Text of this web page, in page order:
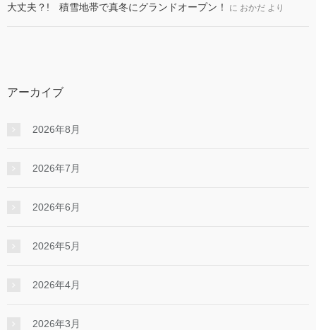
大丈夫？! 積雪地帯で真冬にグランドオープン！ に おかだ より
アーカイブ
2026年8月
2026年7月
2026年6月
2026年5月
2026年4月
2026年3月